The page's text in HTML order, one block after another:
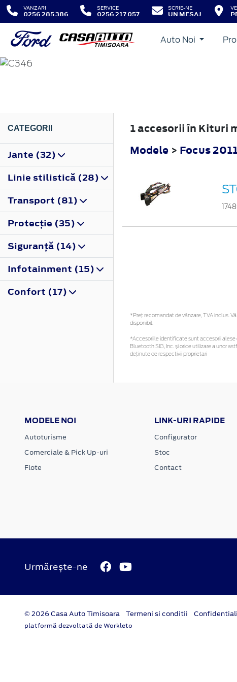
VANZARI
0256 285 386
SERVICE
0256 217 057
SCRIE-NE
UN MESAJ
Auto Noi
FOCUS
CATEGORII
Jante (32)
Linie stilistică (28)
Transport (81)
Protecţie (35)
Siguranţă (14)
Infotainment (15)
Confort (17)
1 accesorii în Kituri
Modele > Focus
*Preţ recomandat de vânzare, TVA inclus.
disponibil.
*Accesoriile identificate sunt accesorii alese
Bluetooth SIG, Inc. și orice utilizare a unor
deținute de respectivii proprietari
MODELE NOI
Autoturisme
Comerciale & Pick Up-uri
Flote
LINK-URI RAPIDE
Configurator
Stoc
Contact
Urmărește-ne
© 2026 Casa Auto Timisoara Termeni si conditii
platformă dezvoltată de Workleto